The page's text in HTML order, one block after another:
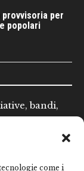
come i
per
popolari
bandi,